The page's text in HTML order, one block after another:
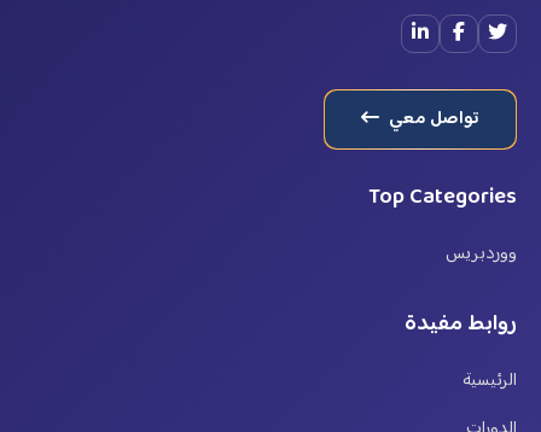
تواصل معي
Top Categories
ووردبريس
روابط مفيدة
الرئيسية